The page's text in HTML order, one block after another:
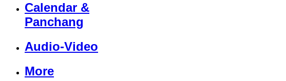
Calendar &
Panchang
Audio-Video
More